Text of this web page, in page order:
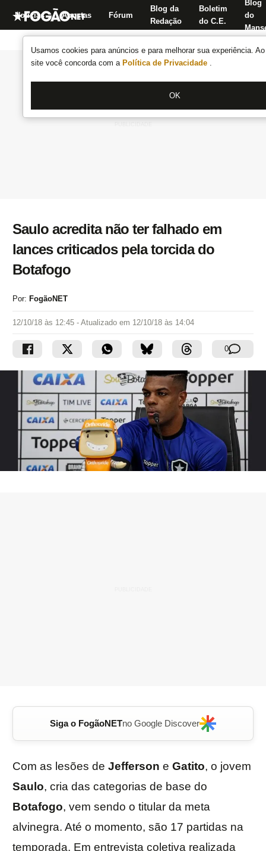
Usamos cookies para anúncios e para melhorar sua experiência.
site você concorda com a Política de Privacidade .
OK
Notícias Apostas Fórum
Blog da
Redação
Boletim
do C.E.
Blog
do
Saulo acredita não ter falhado em
lances criticados pela torcida do
Botafogo
Por: FogãoNET
12/10/18 às 12:45 - Atualizado em 12/10/18 às 14:04
0
Siga o FogãoNETno Google Discover
Com as lesões de Jefferson e Gatito, o jovem
Saulo, cria das categorias de base do
Botafogo, vem sendo o titular da meta
alvinegra. Até o momento, são 17 partidas na
temporada. Em entrevista coletiva realizada